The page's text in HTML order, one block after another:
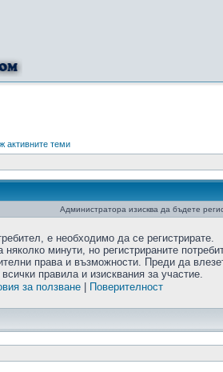
активните теми
Администратора изисква да бъдете
е необходимо да се регистрирате.
няколко минути, но регистрираните
права и възможности. Преди да
правила и изисквания за участие.
за ползване| Поверителност